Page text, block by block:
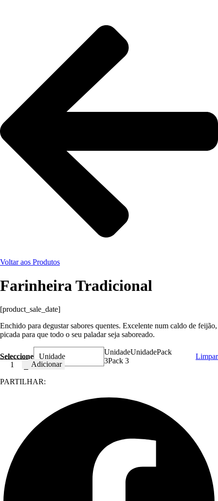
Voltar aos Produtos
Farinheira Tradicional
[product_sale_date]
Enchido para degustar sabores quentes. Excelente num caldo de feijão,
picada para que todo o seu paladar seja saboreado.
Seleccione
UnidadeUnidadePack
3Pack 3
Limpar
Quantidade
Farinheira
Adicionar
PARTILHAR: